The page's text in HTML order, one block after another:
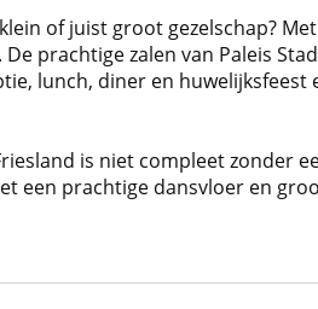
of juist groot gezelschap?
De prachtige zalen van Paleis
lunch, diner en huwelijksfeest
is niet compleet zonder
een prachtige dansvloer en